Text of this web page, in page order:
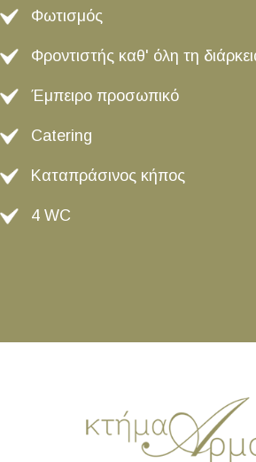
Φωτισμός
Φροντιστής καθ' όλη τη
Έμπειρο προσωπικό
Catering
Καταπράσινος κήπος
4 WC